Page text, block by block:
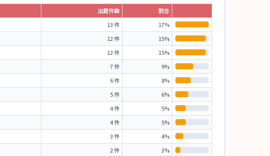
出題件数
割合
13 件
17%
12 件
15%
12 件
15%
7 件
9%
6 件
8%
5 件
6%
4 件
5%
4 件
5%
3 件
4%
2 件
3%